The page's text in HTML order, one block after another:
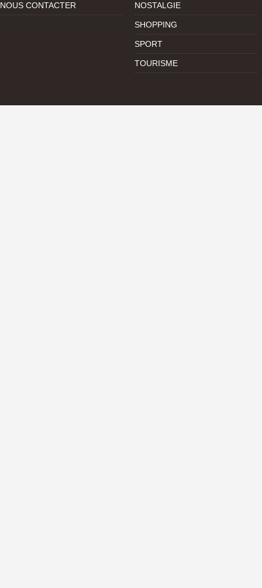
NOUS CONTACTER NOSTALGIE
SHOPPING
SPORT
TOURISME